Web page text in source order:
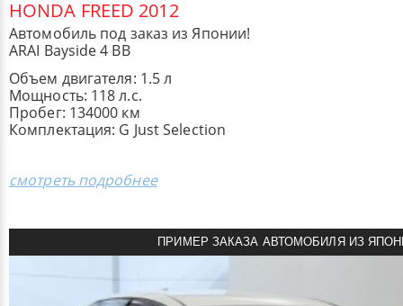
HONDA FREED 2012
Автомобиль под заказ из Японии!
ARAI Bayside 4 BB
Объем двигателя: 1.5 л
Мощность: 118 л.с.
Пробег: 134000 км
Комплектация: G Just Selection
смотреть подробнее
ПРИМЕР ЗАКАЗА АВТОМОБИЛЯ ИЗ